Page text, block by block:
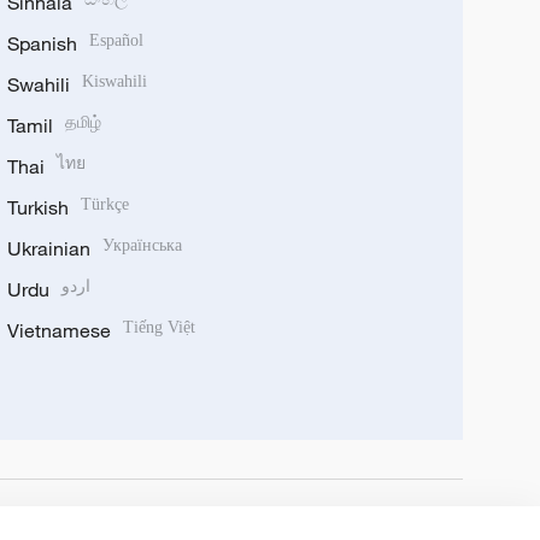
Spanish Español
Swahili Kiswahili
Tamil தமிழ்
Thai ไทย
Turkish Türkçe
Ukrainian Українська
Urdu اردو
Vietnamese Tiếng Việt